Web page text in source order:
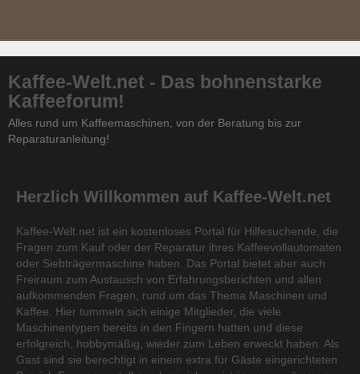
Kaffee-Welt.net - Das bohnenstarke
Kaffeeforum!
Alles rund um Kaffeemaschinen, von der Beratung bis zur
Reparaturanleitung!
Herzlich Willkommen auf Kaffee-Welt.net
Kaffee-Welt.net ist ein kostenloses Portal für Hilfesuchende, die
Fragen zum Kauf oder der Reparatur ihres Kaffeevollautomaten
oder Siebträgermaschine haben. Das Portal bietet aber auch
Freiraum zum Austausch von Erfahrungsberichten und allen
aufkommenden Fragen, rund um das Thema Maschinen und
Kaffee. Hier tummeln sich einige Mitglieder, die viele
Maschinentypen bereits in den Fingern hatten und diese
erfolgreich, hobbymäßig, wieder zum Leben erweckt haben. Als
Gast sind sie berechtigt in einem extra für Gäste eingerichteten